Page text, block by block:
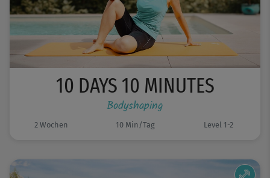
10 DAYS 10 MINUTES
Bodyshaping
2 Wochen 10 Min/Tag Level 1-2